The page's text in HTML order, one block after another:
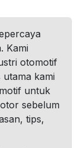
Kami
otomotif
kami
untuk
sebelum
tips,